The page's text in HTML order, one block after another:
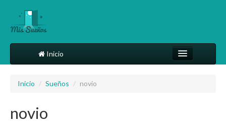
Inicio
Más
Inicio / Sueños / novio
novio